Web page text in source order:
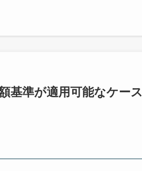
基準が適用可能なケース